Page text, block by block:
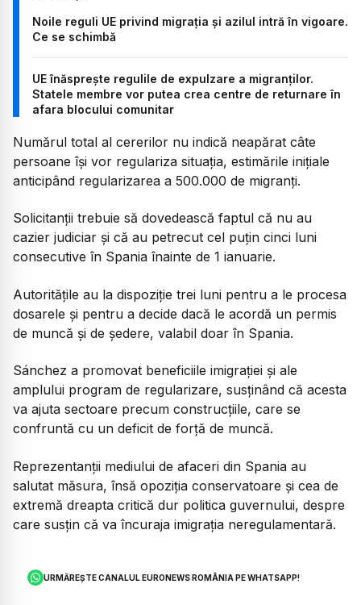
Noile reguli UE privind migrația și azilul intră în vigoare.
Ce se schimbă
UE înăsprește regulile de expulzare a migranților.
Statele membre vor putea crea centre de returnare în
afara blocului comunitar
Numărul total al cererilor nu indică neapărat câte
persoane își vor regulariza situația, estimările inițiale
anticipând regularizarea a 500.000 de migranți.
Solicitanții trebuie să dovedească faptul că nu au
cazier judiciar și că au petrecut cel puțin cinci luni
consecutive în Spania înainte de 1 ianuarie.
Autoritățile au la dispoziție trei luni pentru a le procesa
dosarele și pentru a decide dacă le acordă un permis
de muncă și de ședere, valabil doar în Spania.
Sánchez a promovat beneficiile imigrației și ale
amplului program de regularizare, susținând că acesta
va ajuta sectoare precum construcțiile, care se
confruntă cu un deficit de forță de muncă.
Reprezentanții mediului de afaceri din Spania au
salutat măsura, însă opoziția conservatoare și cea de
extremă dreapta critică dur politica guvernului, despre
care susțin că va încuraja imigrația neregulamentară.
URMĂREȘTE CANALUL EURONEWS ROMÂNIA PE WHATSAPP!